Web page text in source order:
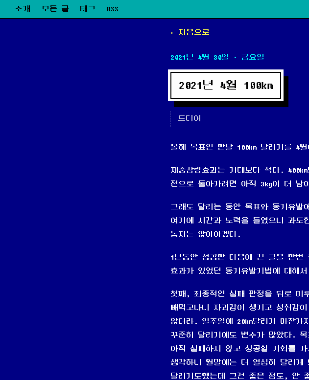
소개 모든 글 태그 RSS
← 처음으로
2021년 4월 30일 · 금요일
2021년 4월 100km
드디어
올해 목표인 한달 100km 달리기를 4
체중감량효과는 기대보다 적다.
전으로 돌아가려면 아직 3kg이 더 남
그래도 달리는 동안 목표와 동기유
여기에 시간과 노력을 들였으니 과도
놓지는 않아야겠다.
1년동안 성공한 다음에 긴 글을 한번
효과가 있었던 동기유발기법에 대해
첫째, 최종적인 실패 판정을 뒤로 미
빼먹고나니 자괴감이 생기고 성취감
않더라. 일주일에 20km달리기 마찬
꾸준히 달리기에도 변수가 많았다.
아직 실패하지 않고 성공할 기회를
생각하니 월말에는 더 열심히 달리게
달리기도했는데 그건 좋은 점도, 안